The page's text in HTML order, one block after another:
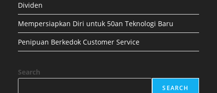
Dividen
Mempersiapkan Diri untuk 50an Teknologi Baru
Penipuan Berkedok Customer Service
Search
SEARCH